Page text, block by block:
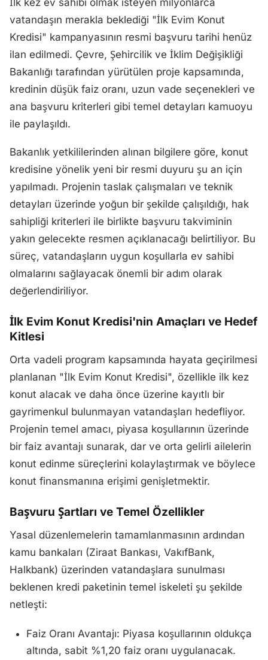
İlk kez ev sahibi olmak isteyen milyonlarca
vatandaşın merakla beklediği "İlk Evim Konut
Kredisi" kampanyasının resmi başvuru tarihi henüz
ilan edilmedi. Çevre, Şehircilik ve İklim Değişikliği
Bakanlığı tarafından yürütülen proje kapsamında,
kredinin düşük faiz oranı, uzun vade seçenekleri ve
ana başvuru kriterleri gibi temel detayları kamuoyu
ile paylaşıldı.
Bakanlık yetkililerinden alınan bilgilere göre, konut
kredisine yönelik yeni bir resmi duyuru şu an için
yapılmadı. Projenin taslak çalışmaları ve teknik
detayları üzerinde yoğun bir şekilde çalışıldığı, hak
sahipliği kriterleri ile birlikte başvuru takviminin
yakın gelecekte resmen açıklanacağı belirtiliyor. Bu
süreç, vatandaşların uygun koşullarla ev sahibi
olmalarını sağlayacak önemli bir adım olarak
değerlendiriliyor.
İlk Evim Konut Kredisi'nin Amaçları ve Hedef
Kitlesi
Orta vadeli program kapsamında hayata geçirilmesi
planlanan "İlk Evim Konut Kredisi", özellikle ilk kez
konut alacak ve daha önce üzerine kayıtlı bir
gayrimenkul bulunmayan vatandaşları hedefliyor.
Projenin temel amacı, piyasa koşullarının üzerinde
bir faiz avantajı sunarak, dar ve orta gelirli ailelerin
konut edinme süreçlerini kolaylaştırmak ve böylece
konut finansmanına erişimi genişletmektir.
Başvuru Şartları ve Temel Özellikler
Yasal düzenlemelerin tamamlanmasının ardından
kamu bankaları (Ziraat Bankası, VakıfBank,
Halkbank) üzerinden vatandaşlara sunulması
beklenen kredi paketinin temel iskeleti şu şekilde
netleşti:
Faiz Oranı Avantajı: Piyasa koşullarının oldukça
altında, sabit %1,20 faiz oranı uygulanacak.